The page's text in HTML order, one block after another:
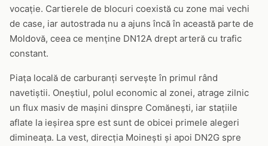
vocație. Cartierele de blocuri coexistă cu zone mai vechi
de case, iar autostrada nu a ajuns încă în această parte de
Moldovă, ceea ce menține DN12A drept arteră cu trafic
constant.
Piața locală de carburanți servește în primul rând
navetiștii. Oneștiul, polul economic al zonei, atrage zilnic
un flux masiv de mașini dinspre Comănești, iar stațiile
aflate la ieșirea spre est sunt de obicei primele alegeri
dimineața. La vest, direcția Moinești și apoi DN2G spre